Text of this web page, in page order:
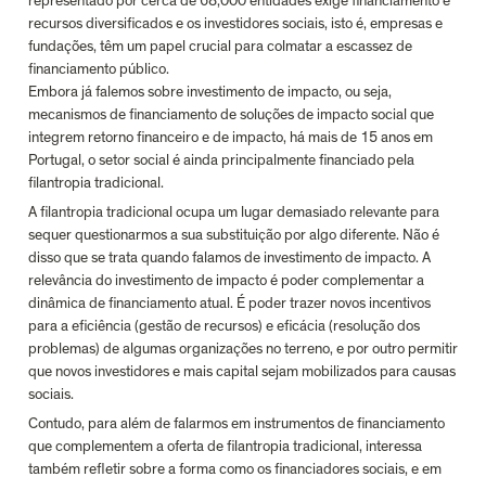
recursos diversificados e os investidores sociais, isto é, empresas e
fundações, têm um papel crucial para colmatar a escassez de
financiamento público.
Embora já falemos sobre investimento de impacto, ou seja,
mecanismos de financiamento de soluções de impacto social que
integrem retorno financeiro e de impacto, há mais de 15 anos em
Portugal, o setor social é ainda principalmente financiado pela
filantropia tradicional.
A filantropia tradicional ocupa um lugar demasiado relevante para
sequer questionarmos a sua substituição por algo diferente. Não é
disso que se trata quando falamos de investimento de impacto. A
relevância do investimento de impacto é poder complementar a
dinâmica de financiamento atual. É poder trazer novos incentivos
para a eficiência (gestão de recursos) e eficácia (resolução dos
problemas) de algumas organizações no terreno, e por outro permitir
que novos investidores e mais capital sejam mobilizados para causas
sociais.
Contudo, para além de falarmos em instrumentos de financiamento
que complementem a oferta de filantropia tradicional, interessa
também refletir sobre a forma como os financiadores sociais, e em